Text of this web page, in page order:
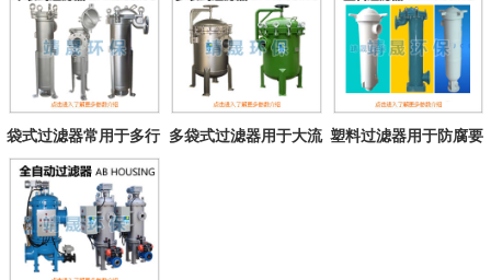
袋式过滤器常用于多行
业液体过滤
多袋式过滤器用于大流 塑料过滤器用于防腐要